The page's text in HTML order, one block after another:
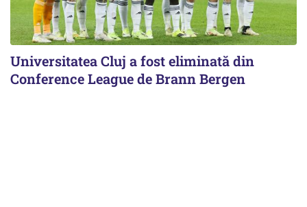
Universitatea Cluj a fost eliminată din
Conference League de Brann Bergen